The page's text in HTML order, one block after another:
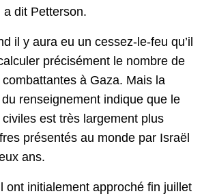
dit Petterson.
il y aura eu un cessez-le-feu qu’il
précisément le nombre de
à Gaza. Mais la
renseignement indique que le
est très largement plus
présentés au monde par Israël
ans.
ont initialement approché fin juillet